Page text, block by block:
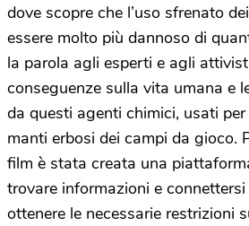
dove scopre che l’uso sfrenato dei
essere molto più dannoso di
la parola agli esperti e agli
conseguenze sulla vita umana e
da questi agenti chimici, usati
manti erbosi dei campi da gioco.
film è stata creata una
trovare informazioni e
ottenere le necessarie restrizioni